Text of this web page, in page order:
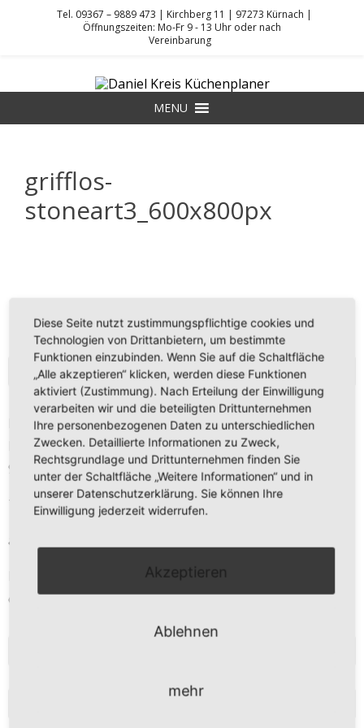
DANIEL KREIS KÜCHENPLANER
MENU
grifflos-
stoneart3_600x800px
KONTAKT
Daniel Kreis
Kirchberg 11
97273 Kürnach
Tel. 09367 – 9889 473
anfrage@freier-kuechenplaner.de
oder nach Vereinbarung
Tel. 09367 – 9889 473 | Kirchberg 11 | 97273 Kürnach |
Öffnungszeiten: Mo-Fr 9 - 13 Uhr oder nach
Vereinbarung
Diese Seite nutzt zustimmungspflichtige cookies und
Technologien von Drittanbietern, um bestimmte
Funktionen einzubinden. Wenn Sie auf die Schaltfläche
„Alle akzeptieren“ klicken, werden diese Funktionen
aktiviert (Zustimmung). Nach Erteilung der Einwilligung
verarbeiten wir und die beteiligten Drittunternehmen
Ihre personenbezogenen Daten zu unterschiedlichen
Zwecken. Detaillierte Informationen zu Zweck,
Rechtsgrundlage und Drittunternehmen finden Sie
unter der Schaltfläche „Weitere Informationen“ und in
unserer Datenschutzerklärung. Sie können Ihre
Einwilligung jederzeit widerrufen.
Akzeptieren
Ablehnen
mehr